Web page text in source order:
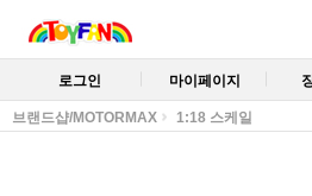
로그인 마이페이지
브랜드샵/MOTORMAX 1:18 스케일